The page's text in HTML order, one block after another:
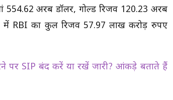
554.62 अरब डॉलर, गोल्ड रिजर्व 120.23 अरब
में RBI का कुल रिजर्व 57.97 लाख करोड़ रुपए
पर SIP बंद करें या रखें जारी? आंकड़े बताते हैं